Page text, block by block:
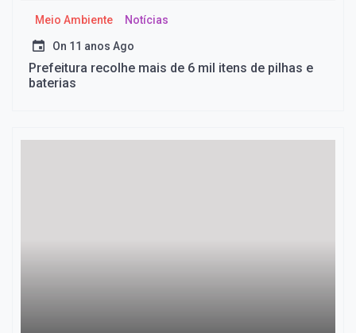
Meio Ambiente Notícias
On 11 anos Ago
Prefeitura recolhe mais de 6 mil itens de pilhas e
baterias